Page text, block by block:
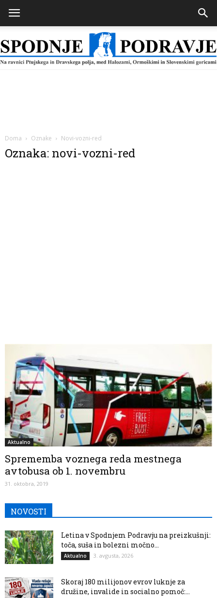
Doma Oznake Novi-vozni-red
Oznaka: novi-vozni-red
Aktualno
Sprememba voznega reda mestnega
avtobusa ob 1. novembru
31. oktobra, 2019
NOVOSTI
Letina v Spodnjem Podravju na preizkušnji:
toča, suša in bolezni močno...
Aktualno 3. avgusta, 2026
Skoraj 180 milijonov evrov luknje za
družine, invalide in socialno pomoč:...